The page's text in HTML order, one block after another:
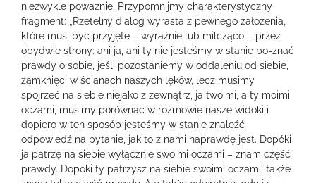
niezwykle poważnie. Przypomnijmy charakterystyczny
fragment: „Rzetelny dialog wyrasta z pewnego założenia,
które musi być przyjęte – wyraźnie lub milcząco – przez
obydwie strony: ani ja, ani ty nie jesteśmy w stanie po-znać
prawdy o sobie, jeśli pozostaniemy w oddaleniu od siebie,
zamknięci w ścianach naszych lęków, lecz musimy
spojrzeć na siebie niejako z zewnątrz, ja twoimi, a ty moimi
oczami, musimy porównać w rozmowie nasze widoki i
dopiero w ten sposób jesteśmy w stanie znaleźć
odpowiedź na pytanie, jak to z nami naprawdę jest. Dopóki
ja patrzę na siebie wyłącznie swoimi oczami – znam część
prawdy. Dopóki ty patrzysz na siebie swoimi oczami, także